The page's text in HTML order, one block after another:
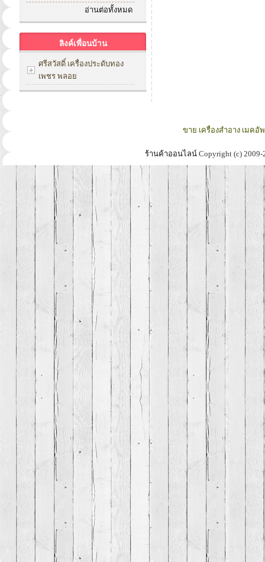
อ่านต่อทั้งหมด
ลิงค์เพื่อนบ้าน
ศรีสวัสดิ์ เครื่องประดับทอง
เพชร พลอย
ขาย เครื่องสำอาง เมค
ร้านค้าออนไลน์Copyright (c)